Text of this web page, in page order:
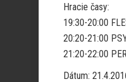
Hracie časy:
19:30-20:00
20:20-21:00
21:20-22:00
Dátum: